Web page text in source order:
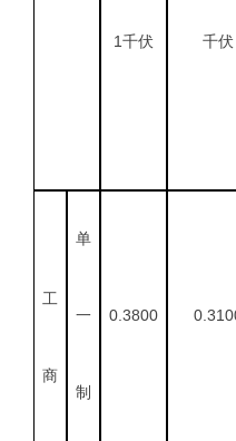
1千伏 千伏
工
商
单
一
制
0.3800